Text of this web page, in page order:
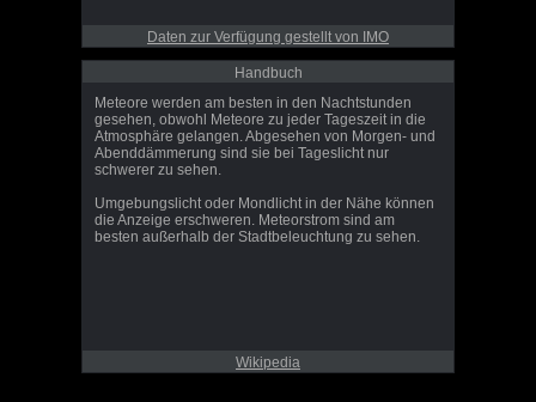
Daten zur Verfügung gestellt von IMO
Handbuch
Meteore werden am besten in den Nachtstunden
gesehen, obwohl Meteore zu jeder Tageszeit in die
Atmosphäre gelangen. Abgesehen von Morgen- und
Abenddämmerung sind sie bei Tageslicht nur
schwerer zu sehen.
Umgebungslicht oder Mondlicht in der Nähe können
die Anzeige erschweren. Meteorstrom sind am
besten außerhalb der Stadtbeleuchtung zu sehen.
Wikipedia